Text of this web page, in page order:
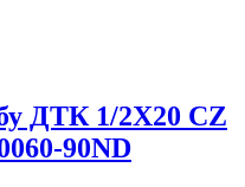
ДТК 1/2X20 CZ
90ND